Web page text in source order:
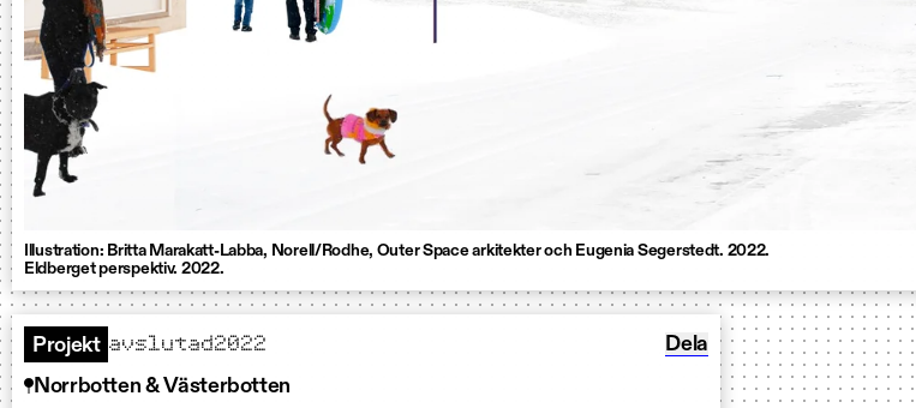
Illustration: Britta Marakatt-Labba, Norell/Rodhe, Outer Space arkitekter och Eugenia Segerstedt. 2022.
Eldberget perspektiv. 2022.
Projekt avslutad2022 Dela Visioner: i Norr
Dela
Norrbotten & Västerbotten